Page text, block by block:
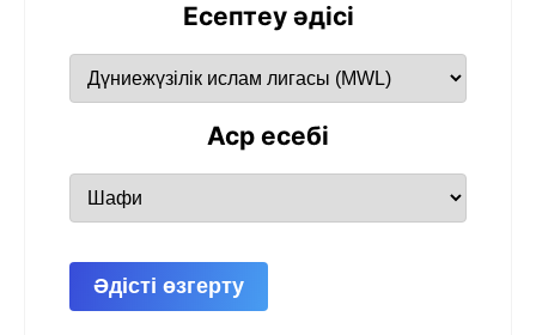
Есептеу әдісі
Аср есебі
Әдісті өзгерту